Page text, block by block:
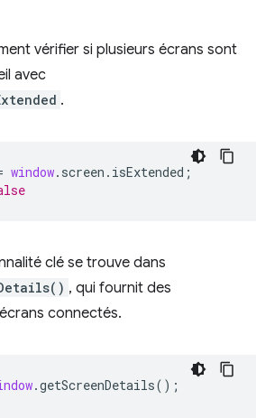
vérifier si plusieurs écrans sont
avec
.
window. screen . isExtended ;
clé se trouve dans
, qui fournit des
connectés.
.getScreenDetails();